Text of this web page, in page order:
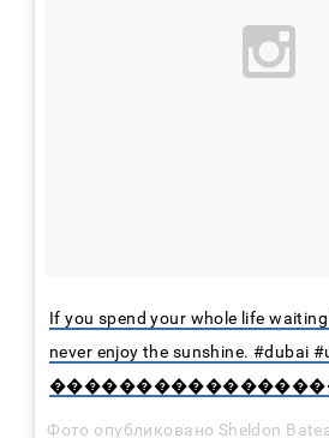
If you spend your whole life waiting
never enjoy the sunshine. #dubai
Фото опубликовано Sheldon